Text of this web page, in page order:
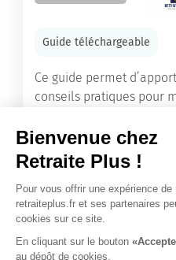
Guide téléchargeable
Ce guide permet
conseils pratiques pour
améliorer sa santé grâce
Lire
Vous avez besoin
Obtenir les